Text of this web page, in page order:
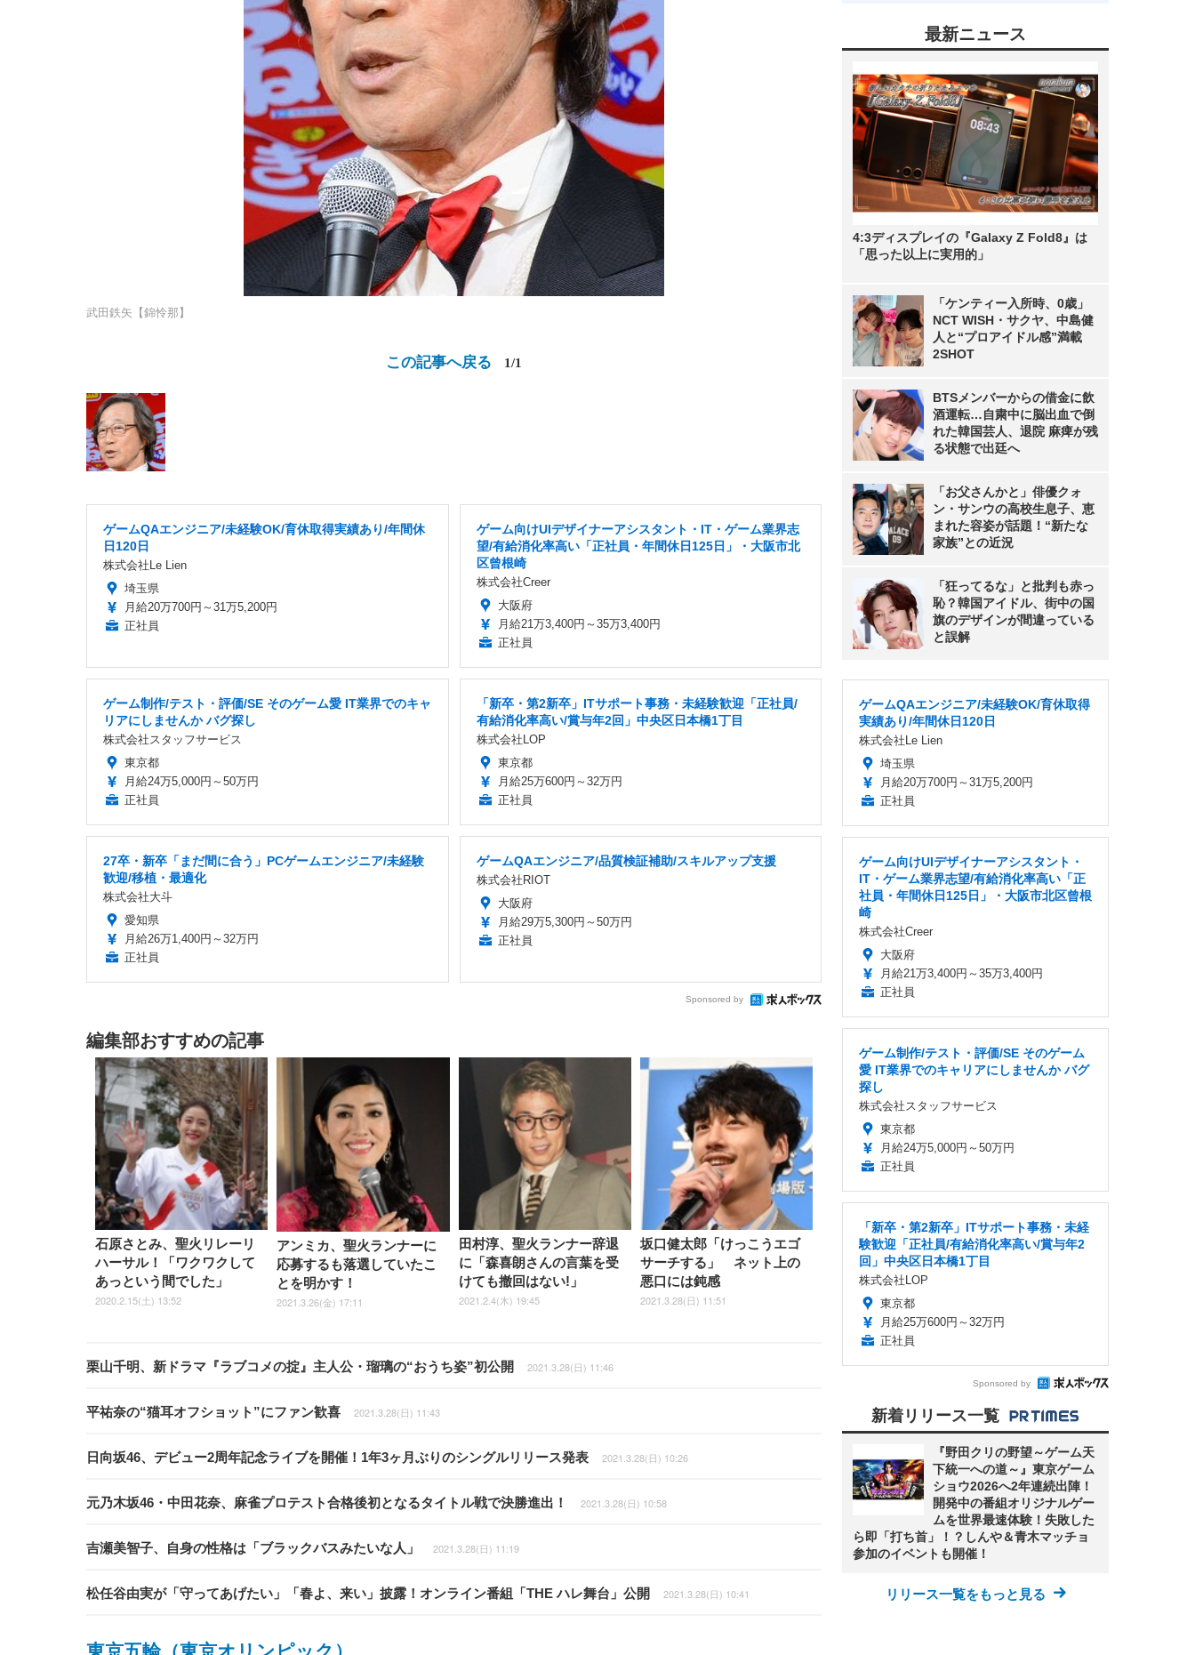
武田鉄矢【錦怜那】
この記事へ戻る 1/1
ゲームQAエンジニア/未経験OK/育休取得実績あり/年間休
日120日
株式会社Le Lien
埼玉県
月給20万700円～31万5,200円
正社員
ゲーム向けUIデザイナーアシスタント・IT・ゲーム業界志
望/有給消化率高い「正社員・年間休日125日」・大阪市北
区曾根崎
株式会社Creer
大阪府
月給21万3,400円～35万3,400円
正社員
ゲーム制作/テスト・評価/SE そのゲーム愛 IT業界でのキャ
リアにしませんか バグ探し
株式会社スタッフサービス
東京都
月給24万5,000円～50万円
正社員
「新卒・第2新卒」ITサポート事務・未経験歓迎「正社員/
有給消化率高い/賞与年2回」中央区日本橋1丁目
株式会社LOP
東京都
月給25万600円～32万円
正社員
27卒・新卒「まだ間に合う」PCゲームエンジニア/未経験
歓迎/移植・最適化
株式会社大斗
愛知県
月給26万1,400円～32万円
正社員
ゲームQAエンジニア/品質検証補助/スキルアップ支援
株式会社RIOT
大阪府
月給29万5,300円～50万円
正社員
Sponsored by
編集部おすすめの記事
石原さとみ、聖火リレーリ
ハーサル！「ワクワクして
あっという間でした」
2020.2.15(土) 13:52
アンミカ、聖火ランナーに
応募するも落選していたこ
とを明かす！
2021.3.26(金) 17:11
田村淳、聖火ランナー辞退
に「森喜朗さんの言葉を受
けても撤回はない!」
2021.2.4(木) 19:45
坂口健太郎「けっこうエゴ
サーチする」 ネット上の
悪口には鈍感
2021.3.28(日) 11:51
栗山千明、新ドラマ『ラブコメの掟』主人公・瑠璃の“おうち姿”初公開 2021.3.28(日) 11:46
平祐奈の“猫耳オフショット”にファン歓喜 2021.3.28(日) 11:43
日向坂46、デビュー2周年記念ライブを開催！1年3ヶ月ぶりのシングルリリース発表 2021.3.28(日) 10:26
元乃木坂46・中田花奈、麻雀プロテスト合格後初となるタイトル戦で決勝進出！ 2021.3.28(日) 10:58
吉瀬美智子、自身の性格は「ブラックバスみたいな人」 2021.3.28(日) 11:19
松任谷由実が「守ってあげたい」「春よ、来い」披露！オンライン番組「THE ハレ舞台」公開 2021.3.28(日) 10:41
最新ニュース
4:3ディスプレイの『Galaxy Z Fold8』は
「思った以上に実用的」
「ケンティー入所時、0歳」
NCT WISH・サクヤ、中島健
人と“プロアイドル感”満載
2SHOT
BTSメンバーからの借金に飲
酒運転…自粛中に脳出血で倒
れた韓国芸人、退院 麻痺が残
る状態で出廷へ
「お父さんかと」俳優クォ
ン・サンウの高校生息子、恵
まれた容姿が話題！“新たな
家族”との近況
「狂ってるな」と批判も赤っ
恥？韓国アイドル、街中の国
旗のデザインが間違っている
と誤解
ゲームQAエンジニア/未経験OK/育休取得
実績あり/年間休日120日
株式会社Le Lien
埼玉県
月給20万700円～31万5,200円
正社員
ゲーム向けUIデザイナーアシスタント・
IT・ゲーム業界志望/有給消化率高い「正
社員・年間休日125日」・大阪市北区曾根
崎
株式会社Creer
大阪府
月給21万3,400円～35万3,400円
正社員
ゲーム制作/テスト・評価/SE そのゲーム
愛 IT業界でのキャリアにしませんか バグ
探し
株式会社スタッフサービス
東京都
月給24万5,000円～50万円
正社員
「新卒・第2新卒」ITサポート事務・未経
験歓迎「正社員/有給消化率高い/賞与年2
回」中央区日本橋1丁目
株式会社LOP
東京都
月給25万600円～32万円
正社員
Sponsored by
新着リリース一覧
『野田クリの野望～ゲーム天
下統一への道～』東京ゲーム
ショウ2026へ2年連続出陣！
開発中の番組オリジナルゲー
ムを世界最速体験！失敗した
ら即「打ち首」！？しんや＆青木マッチョ
参加のイベントも開催！
リリース一覧をもっと見る